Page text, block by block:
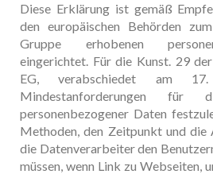
Diese Erklärung ist gemäß
den europäischen Behörden
Gruppe erhobenen
eingerichtet. Für die Kunst. 29
EG, verabschiedet am
Mindestanforderungen für
personenbezogener Daten
Methoden, den Zeitpunkt und
die Datenverarbeiter den
müssen, wenn Link zu Webseiten,